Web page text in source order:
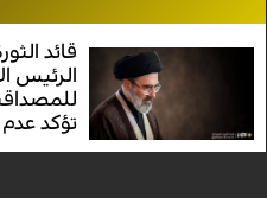
قائد
الرئيس
تؤكد
V | Badr5 12284 V